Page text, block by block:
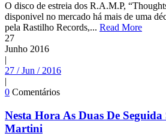
O disco de estreia dos R.A.M.P,
disponivel no mercado há mais de uma
pela Rastilho Records,... Read More
27
Junho 2016
|
27 / Jun / 2016
|
0 Comentários
Nesta Hora As Duas De
Martini